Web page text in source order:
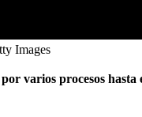
Images
varios procesos hasta